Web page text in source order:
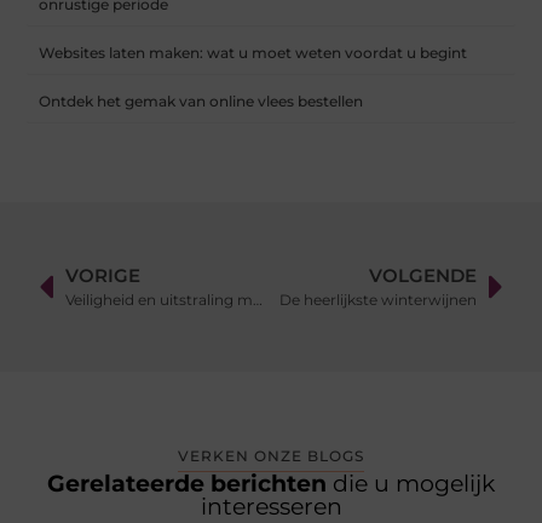
onrustige periode
Websites laten maken: wat u moet weten voordat u begint
Ontdek het gemak van online vlees bestellen
VORIGE
Veiligheid en uitstraling met bedrijfskleding Rotterdam en gecertificeerde veiligheidskleding
VOLGENDE
De heerlijkste winterwijnen
VERKEN ONZE BLOGS
Gerelateerde berichten die u mogelijk
interesseren